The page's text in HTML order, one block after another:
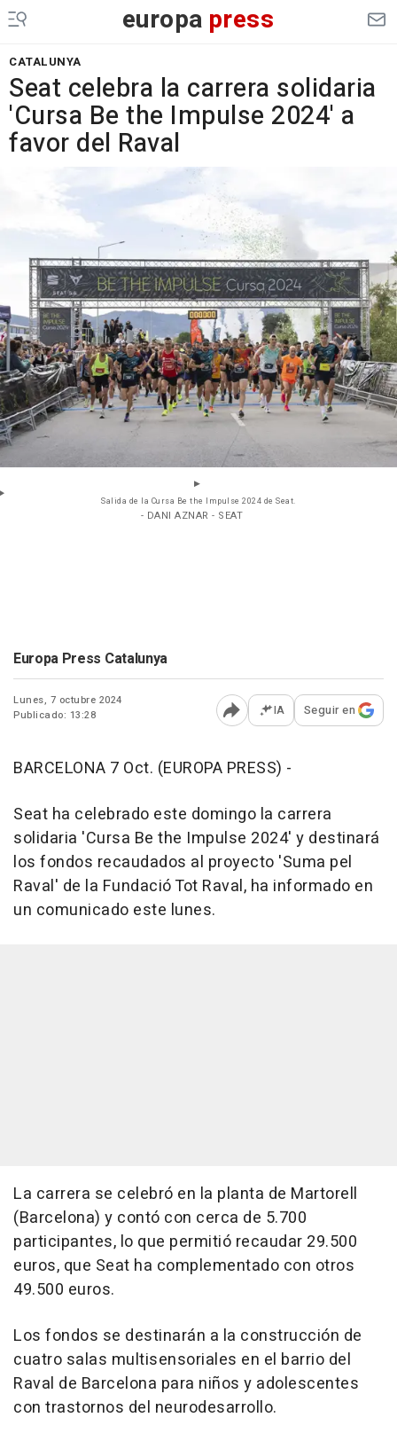
europa press
CATALUNYA
Seat celebra la carrera solidaria
'Cursa Be the Impulse 2024' a
favor del Raval
Salida de la Cursa Be the Impulse 2024 de Seat.
- DANI AZNAR - SEAT
Europa Press Catalunya
Lunes, 7 octubre 2024
Publicado: 13:28
Abrir opciones para
IA Seguir en
BARCELONA 7 Oct. (EUROPA PRESS) -
Seat ha celebrado este domingo la carrera
solidaria 'Cursa Be the Impulse 2024' y destinará
los fondos recaudados al proyecto 'Suma pel
Raval' de la Fundació Tot Raval, ha informado en
un comunicado este lunes.
La carrera se celebró en la planta de Martorell
(Barcelona) y contó con cerca de 5.700
participantes, lo que permitió recaudar 29.500
euros, que Seat ha complementado con otros
49.500 euros.
Los fondos se destinarán a la construcción de
cuatro salas multisensoriales en el barrio del
Raval de Barcelona para niños y adolescentes
con trastornos del neurodesarrollo.